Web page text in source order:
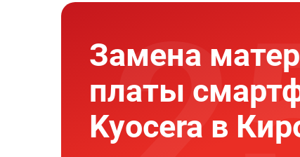
Замена
платы
Kyocera в